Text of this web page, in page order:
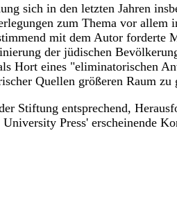
sich in den letzten Jahren
zum Thema vor allem
mit dem Autor forderte
der jüdischen
Hort eines "eliminatorischen
Quellen größeren Raum zu
Stiftung entsprechend,
Press' erscheinende